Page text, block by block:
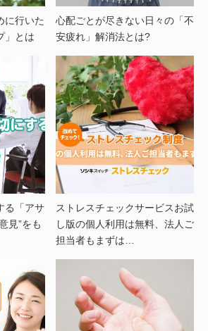
に行いた
」とは
心配ごとが尽きない日々の「不
安疲れ」解消法とは?
る「アサ
見”をも
ストレスチェックサービスお試
し版の個人利用は無料、法人ご
担当者もまずは…